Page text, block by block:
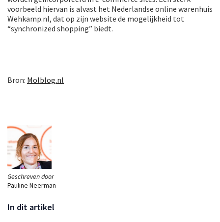
Geschreven door
Pauline Neerman
In dit artikel
voorbeeld hiervan is alvast het Nederlandse online warenhuis
Wehkamp.nl, dat op zijn website de mogelijkheid tot
“synchronized shopping” biedt.
Bron: Molblog.nl